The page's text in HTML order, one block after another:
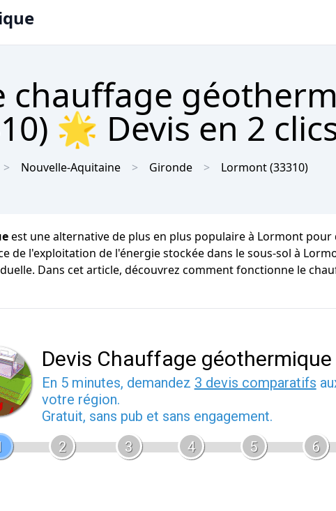
chauffage
🌟 Devis en 2
Nouvelle-Aquitaine Gironde Lormont(33310)
est une alternative de plus en plus populaire à Lormont
de l'exploitation de l'énergie stockée dans le sous-sol à
Dans cet article, découvrez comment fonctionne le
Devis Chauffage géothermique
En 5 minutes, demandez 3 devis comparatifs
votre région.
Gratuit, sans pub et sans engagement.
2 3 4 5 6